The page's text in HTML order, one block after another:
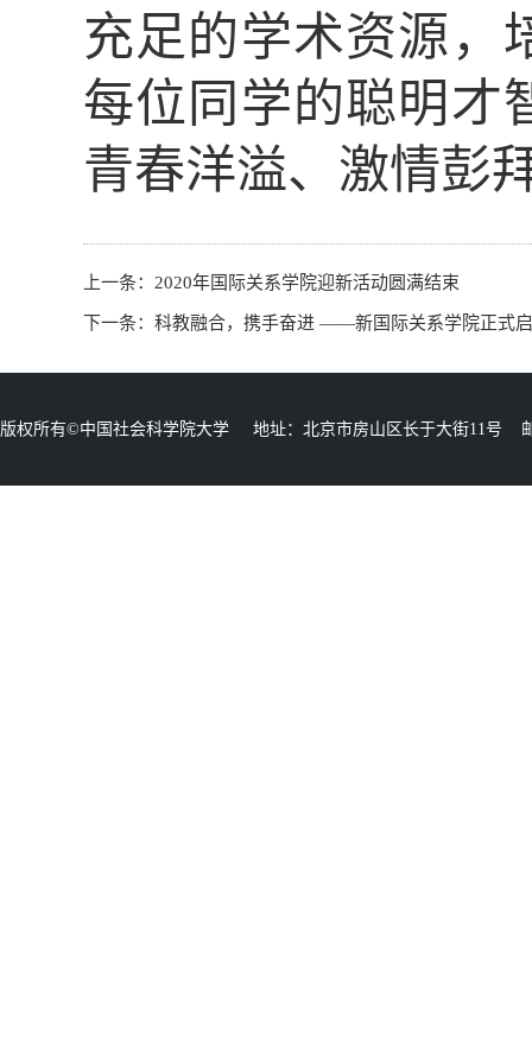
充足的学术资源，
每位同学的聪明才
青春洋溢、激情彭
上一条： 2020年国际关系学院迎新活动圆满结束
下一条： 科教融合，携手奋进 ——新国际关系学院正式
版权所有©中国社会科学院大学 地址：北京市房山区长于大街11号